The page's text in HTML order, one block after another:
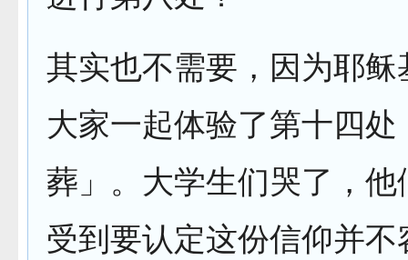
其实也不需要，因为耶
大家一起体验了第十四
葬」。大学生们哭了，
受到要认定这份信仰并